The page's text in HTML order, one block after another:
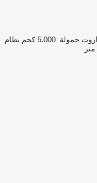
حمولة 5.000 كجم
نظام